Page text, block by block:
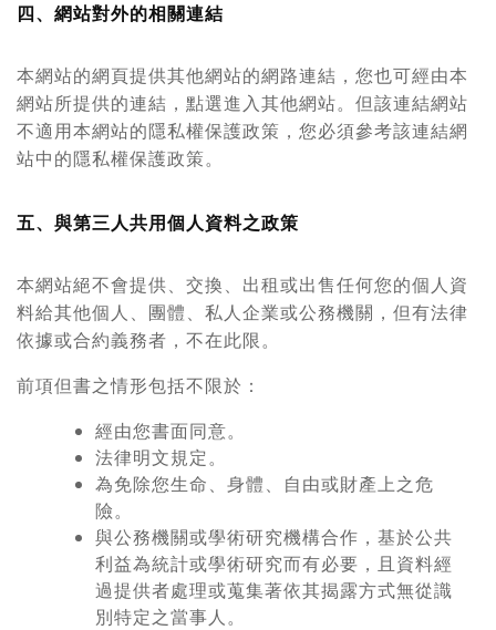
四、網站對外的相關連結
本網站的網頁提供其他網站的網路連結，您也可經由本
網站所提供的連結，點選進入其他網站。但該連結網站
不適用本網站的隱私權保護政策，您必須參考該連結網
站中的隱私權保護政策。
五、與第三人共用個人資料之政策
本網站絕不會提供、交換、出租或出售任何您的個人資
料給其他個人、團體、私人企業或公務機關，但有法律
依據或合約義務者，不在此限。
前項但書之情形包括不限於：
經由您書面同意。
法律明文規定。
為免除您生命、身體、自由或財產上之危
險。
與公務機關或學術研究機構合作，基於公共
利益為統計或學術研究而有必要，且資料經
過提供者處理或蒐集著依其揭露方式無從識
別特定之當事人。